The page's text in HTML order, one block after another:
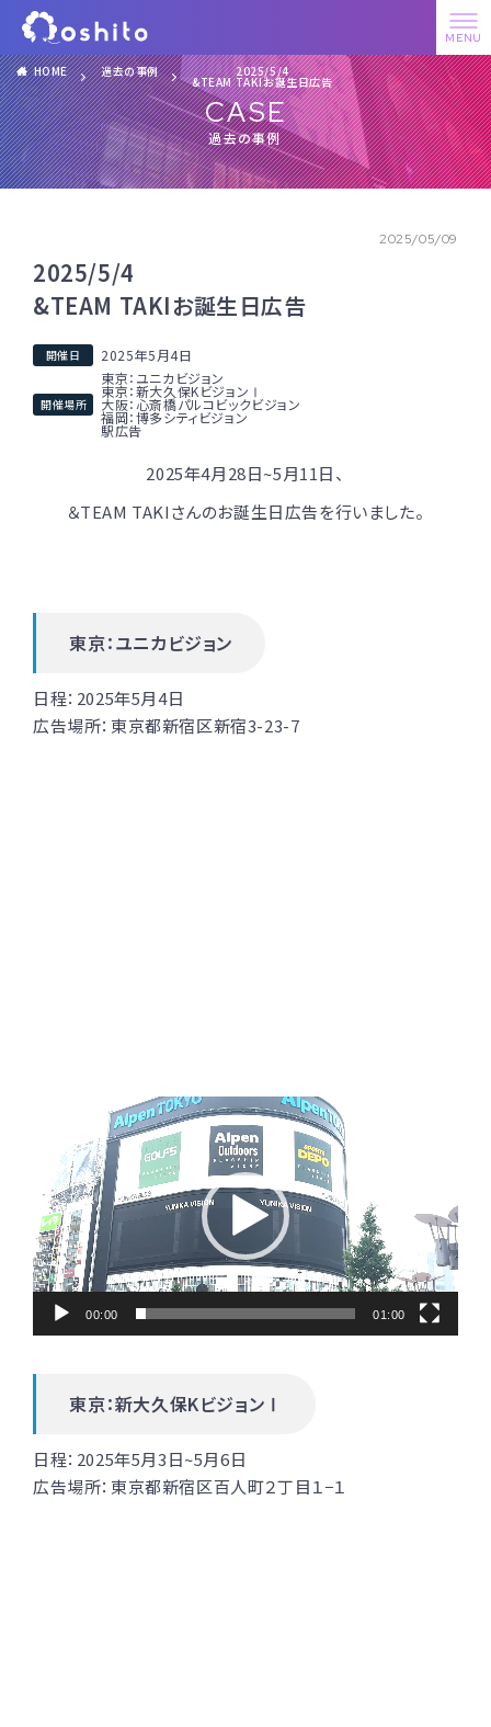
HOME 過去の事例 2025/5/4
&TEAM TAKIお誕生日広告
CASE
過去の事例
2025/05/09
2025/5/4
&TEAM TAKIお誕生日広告
2025年5月4日
東京：ユニカビジョン
東京：新大久保KビジョンⅠ
大阪：心斎橋パルコビックビジョン
福岡：博多シティビジョン
駅広告
2025年4月28日~5月11日、
＆TEAM TAKIさんのお誕生日広告を行いました。
東京：ユニカビジョン
日程： 2025年5月4日
広告場所： 東京都新宿区新宿3-23-7
レ
ー
ヤ
00:00 01:00
東京：新大久保KビジョンⅠ
日程： 2025年5月3日~5月6日
広告場所：東京都新宿区百人町２丁目１−１